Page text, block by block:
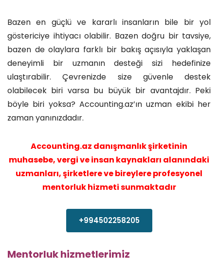
Bazen en güçlü ve kararlı insanların bile bir yol
göstericiye ihtiyacı olabilir. Bazen doğru bir tavsiye,
bazen de olaylara farklı bir bakış açısıyla yaklaşan
deneyimli bir uzmanın desteği sizi hedefinize
ulaştırabilir. Çevrenizde size güvenle destek
olabilecek biri varsa bu büyük bir avantajdır. Peki
böyle biri yoksa? Accounting.az’ın uzman ekibi her
zaman yanınızdadır.
Accounting.az danışmanlık şirketinin
muhasebe, vergi ve insan kaynakları alanındaki
uzmanları, şirketlere ve bireylere profesyonel
mentorluk hizmeti sunmaktadır
+994502258205
Mentorluk hizmetlerimiz